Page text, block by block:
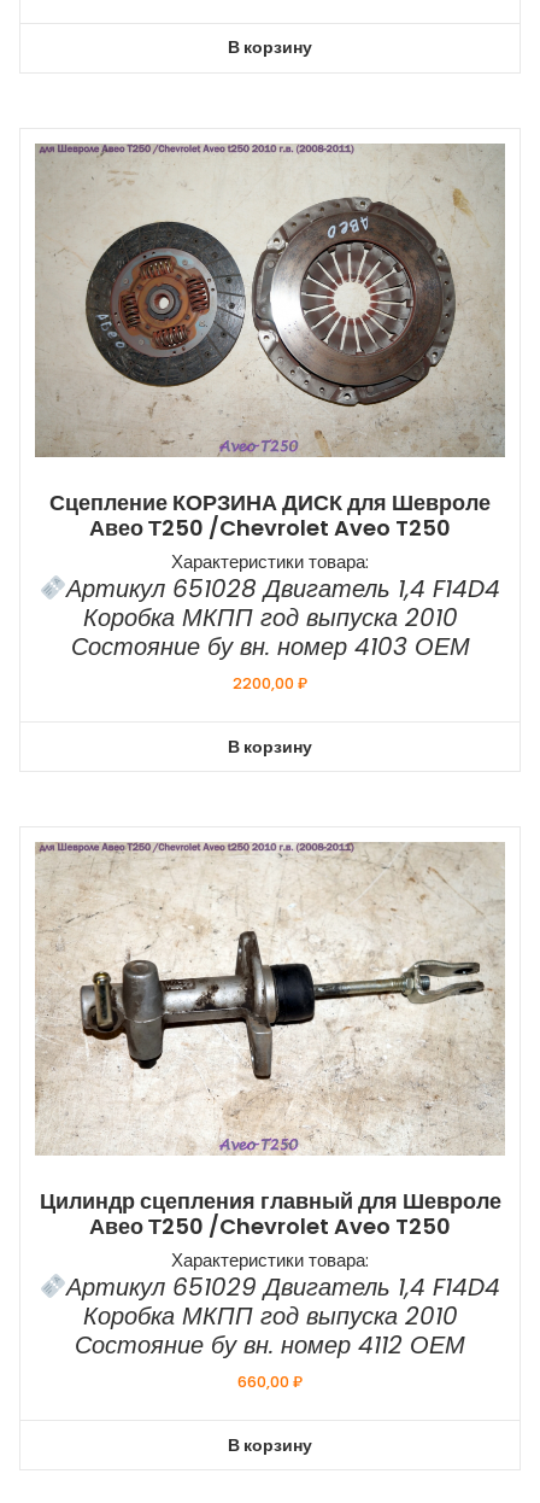
В корзину
Сцепление КОРЗИНА ДИСК для Шевроле
Авео Т250 /Chevrolet Aveo T250
Характеристики товара:
Артикул 651028 Двигатель 1,4 F14D4
Коробка МКПП год выпуска 2010
Состояние бу вн. номер 4103 ОЕМ
2200,00₽
В корзину
Цилиндр сцепления главный для Шевроле
Авео Т250 /Chevrolet Aveo T250
Характеристики товара:
Артикул 651029 Двигатель 1,4 F14D4
Коробка МКПП год выпуска 2010
Состояние бу вн. номер 4112 ОЕМ
660,00₽
В корзину